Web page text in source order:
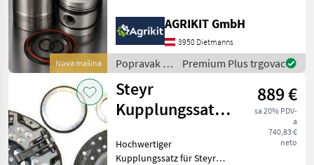
Nova mašina
hochwertiger
Kolben-/Buchsensatz in
Original Kolbenschmidt (KS)
Qualität eigne
AGRIKIT GmbH
3950 Dietmanns
Popravak i
rezervni
dijelovi /
Steyr
Premium Plus trgovac
Steyr
Kupplungssatz
Kupplungsscheibe
889 €
sa 20% PDV-
a
740,83 €
neto
Hochwertiger
Kupplungssatz für Steyr